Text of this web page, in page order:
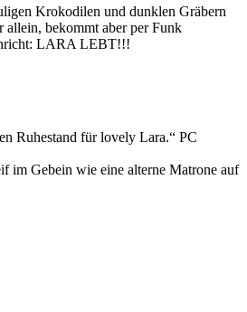
Krokodilen und dunklen Gräbern
bekommt aber per Funk
LARA LEBT!!!
Ruhestand für lovely Lara.“ PC
im Gebein wie eine alterne Matrone auf